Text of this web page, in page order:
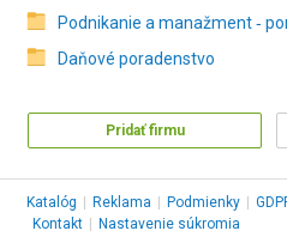
Podnikanie a manažment ‑
Daňové poradenstvo
Pridať firmu
Katalóg Reklama Podmienky
Kontakt
Nastavenie súkromia